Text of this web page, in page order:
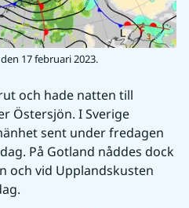
17 februari 2023.
och hade natten till
Östersjön. I Sverige
sent under fredagen
På Gotland nåddes dock
och vid Upplandskusten